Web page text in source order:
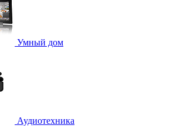
Умный дом
Аудиотехника